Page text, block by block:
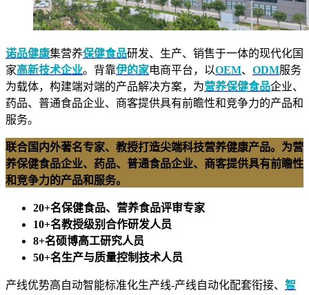
诺品健康集营养保健食品研发、生产、销售于一体的现代化国
家高新技术企业。背靠伊的家电商平台，以OEM、 ODM服务
为载体，构建端对端的产品解决方案，为营养保健食品企业、
药品、普通食品企业、商客提供具有前瞻性和竞争力的产品和
服务。
联合国内外著名专家、教授打造尖端科技营养健康产品。为营
养保健食品企业、药品、普通食品企业、商客提供具有前瞻性
和竞争力的产品和服务。
20+名保健食品、营养食品评审专家
10+名教授级别合作研发人员
8+名硕博高工研究人员
50+名生产与质量控制技术人员
产线优势高自动智能标准化生产线-产线自动化配套衔接、 智